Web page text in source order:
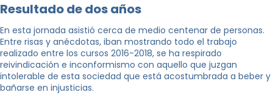
Resultado de dos años
En esta jornada asistió cerca de medio centenar de personas.
Entre risas y anécdotas, iban mostrando todo el trabajo
realizado entre los cursos 2016-2018, se ha respirado
reivindicación e inconformismo con aquello que juzgan
intolerable de esta sociedad que está acostumbrada a beber y
bañarse en injusticias.